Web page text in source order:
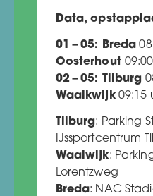
Data,
01 – 05: Breda
Oosterhout
02– 05: Tilburg
Waalkwijk09:15
Tilburg: Parking
IJssportcentrum
Waalwijk:
Lorentzweg
Breda: NAC